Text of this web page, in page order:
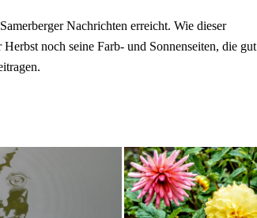
Nachrichten erreicht. Wie dieser
noch seine Farb- und Sonnenseiten, die gut